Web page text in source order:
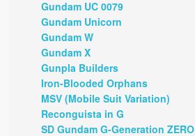
Gundam UC 0079
Gundam Unicorn
Gundam W
Gundam X
Gunpla Builders
Iron-Blooded Orphans
MSV (Mobile Suit Variation)
Reconguista in G
SD Gundam G-Generation ZERO